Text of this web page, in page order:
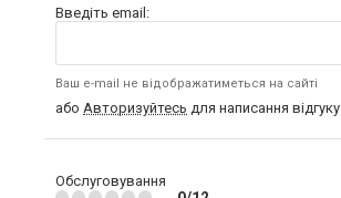
Введіть email:
Ваш e-mail не відображатиметься на сайті
або Авторизуйтесь для написання відгуку
Обслуговування